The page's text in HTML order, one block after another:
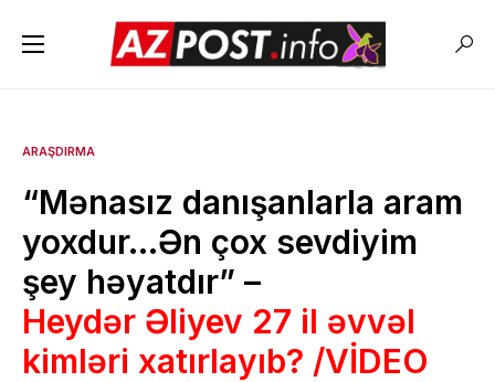
ARAŞDIRMA
“Mənasız danışanlarla aram
yoxdur…Ən çox sevdiyim
şey həyatdır” –
Heydər Əliyev 27 il əvvəl
kimləri xatırlayıb? /VİDEO